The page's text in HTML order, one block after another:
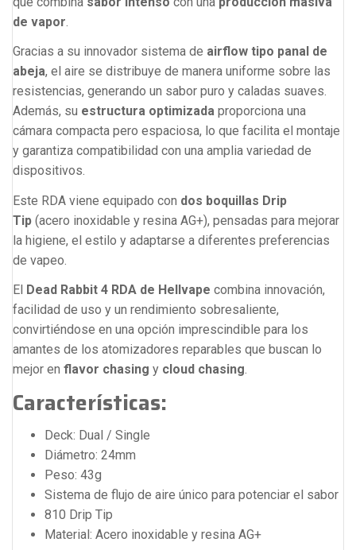
de vapor.
Gracias a su innovador sistema de airflow tipo panal de
abeja, el aire se distribuye de manera uniforme sobre las
resistencias, generando un sabor puro y caladas suaves.
Además, su estructura optimizada proporciona una
cámara compacta pero espaciosa, lo que facilita el montaje
y garantiza compatibilidad con una amplia variedad de
dispositivos.
Este RDA viene equipado con dos boquillas Drip
Tip (acero inoxidable y resina AG+), pensadas para mejorar
la higiene, el estilo y adaptarse a diferentes preferencias
de vapeo.
El Dead Rabbit 4 RDA de Hellvape combina innovación,
facilidad de uso y un rendimiento sobresaliente,
convirtiéndose en una opción imprescindible para los
amantes de los atomizadores reparables que buscan lo
mejor en flavor chasing y cloud chasing.
Características:
Deck: Dual / Single
Diámetro: 24mm
Peso: 43g
Sistema de flujo de aire único para potenciar el sabor
810 Drip Tip
Material: Acero inoxidable y resina AG+